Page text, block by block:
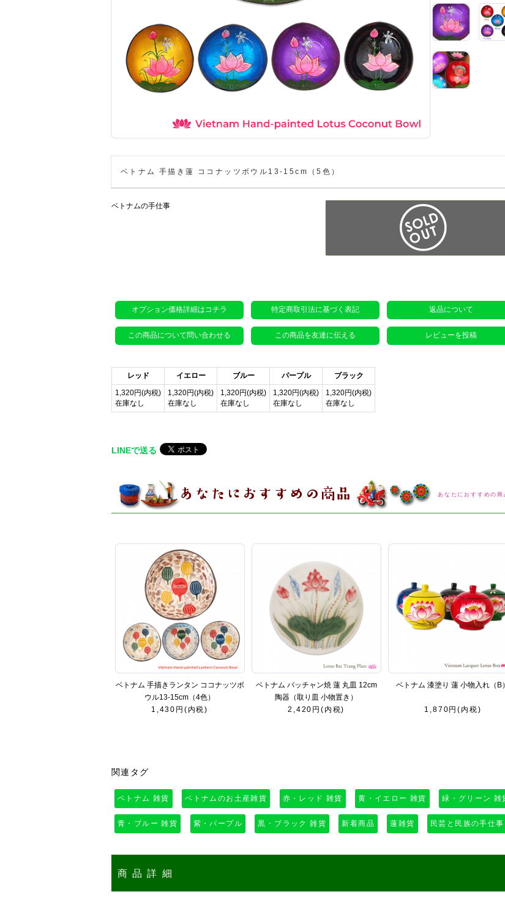
ベトナム 手描き蓮 ココナッツボウル13-15cm（5色）
ベトナムの手仕事
オプション価格詳細はコチラ 特定商取引法に基づく表記 返品について
この商品について問い合わせる この商品を友達に伝える レビューを投稿
レッド イエロー ブルー パープル
ブラック
1,320円(内税)
在庫なし
1,320円(内税)
在庫なし
1,320円(内税)
在庫なし
1,320円(内税)
在庫なし
1,320円(内税)
在庫なし
LINEで送る
あなたにおすすめの商
ベトナム 手描きランタン ココナッツボ
ウル13-15cm（4色）
1,430円(内税)
ベトナム バッチャン焼 蓮 丸皿 12cm
陶器（取り皿 小物置き）
2,420円(内税)
ベトナム 漆塗り 蓮 小物入れ（B）
1,870円(内税)
関連タグ
ベトナム 雑貨 ベトナムのお土産雑貨 赤・レッド 雑貨 黄・イエロー 雑貨 緑・グリーン 雑
青・ブルー 雑貨 紫・パープル 黒・ブラック 雑貨 新着商品 蓮雑貨 民芸と民族の手仕事
商品詳細